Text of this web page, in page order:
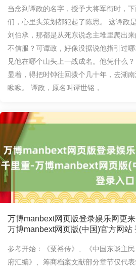
当念到谭政的名字，授予大将军衔时，
们，心里头策划都犯起了陈思。 这谭政
刘伯承，那都是从死东说念主堆里爬出
不信服？可谭政，好像没据说他指引过
见他在哪个山头上一战成名。他凭什么
显着，得把时钟往回拨个几十年，去湖
瞅瞅。 谭政，原名叫谭世铭，
万博manbext网页版登录娱乐网更
万博manbext网页版(中国)官方网站
参考开始：《粟裕传》、《中国东谈主
府汇编》、筹商档案文献部分章节仅代